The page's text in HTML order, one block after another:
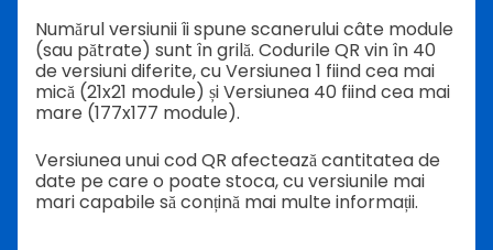
Numărul versiunii îi spune scanerului câte module
(sau pătrate) sunt în grilă. Codurile QR vin în 40
de versiuni diferite, cu Versiunea 1 fiind cea mai
mică (21x21 module) și Versiunea 40 fiind cea mai
mare (177x177 module).
Versiunea unui cod QR afectează cantitatea de
date pe care o poate stoca, cu versiunile mai
mari capabile să conțină mai multe informații.